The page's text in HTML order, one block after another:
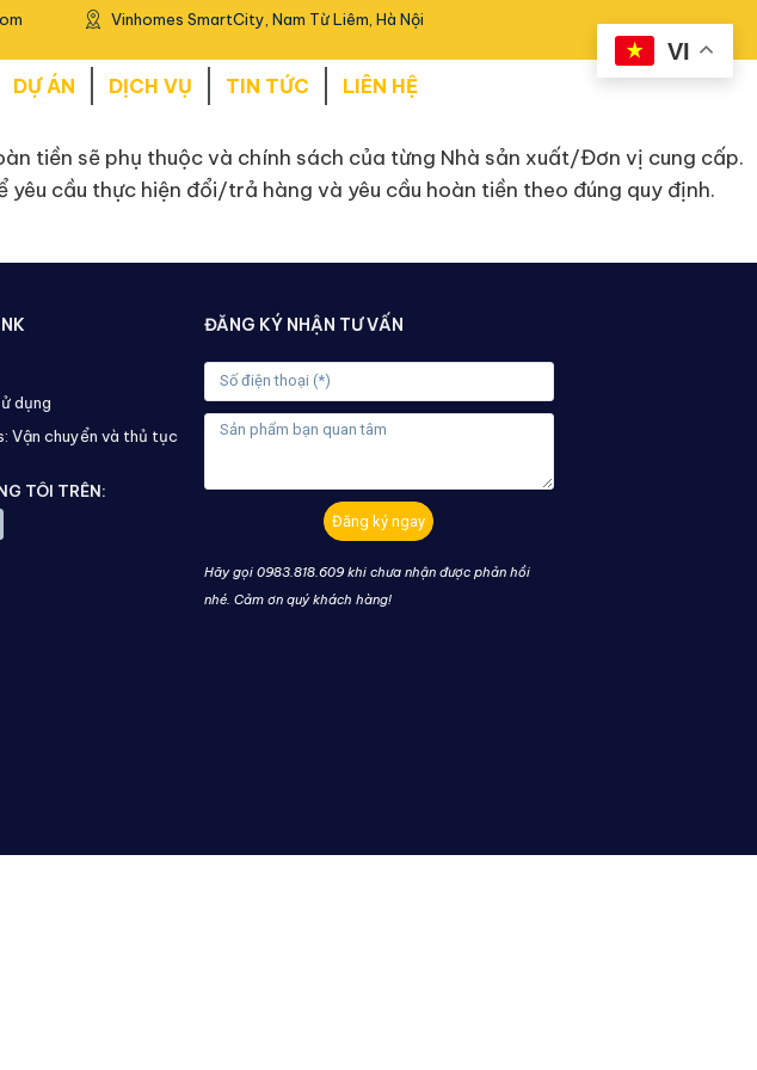
Vinhomes SmartCity, Nam Từ Liêm, Hà Nội
DỰ ÁN DỊCH VỤ TIN TỨC LIÊN HỆ
tiền sẽ phụ thuộc và chính sách của từng Nhà sản xuất/Đơn vị cung cấp.
cầu thực hiện đổi/trả hàng và yêu cầu hoàn tiền theo đúng quy định.
VI
dụng
Vận chuyển và thủ tục
TÔI TRÊN:
ĐĂNG KÝ NHẬN TƯ VẤN
Đăng ký ngay
Hãy gọi 0983.818.609 khi chưa nhận được phản hồi
nhé. Cảm ơn quý khách hàng!